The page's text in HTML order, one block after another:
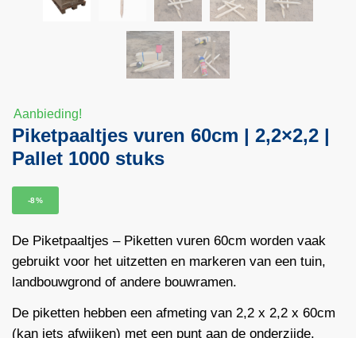
Aanbieding!
Piketpaaltjes vuren 60cm | 2,2×2,2 |
Pallet 1000 stuks
-8%
De Piketpaaltjes – Piketten vuren 60cm worden vaak
gebruikt voor het uitzetten en markeren van een tuin,
landbouwgrond of andere bouwramen.
De piketten hebben een afmeting van 2,2 x 2,2 x 60cm
(kan iets afwijken) met een punt aan de onderzijde.